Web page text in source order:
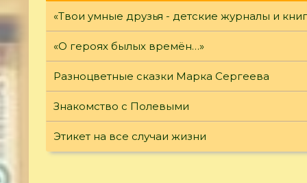
«Твои умные друзья - детские журналы и
«О героях былых времён…»
Разноцветные сказки Марка Сергеева
Знакомство с Полевыми
Этикет на все случаи жизни